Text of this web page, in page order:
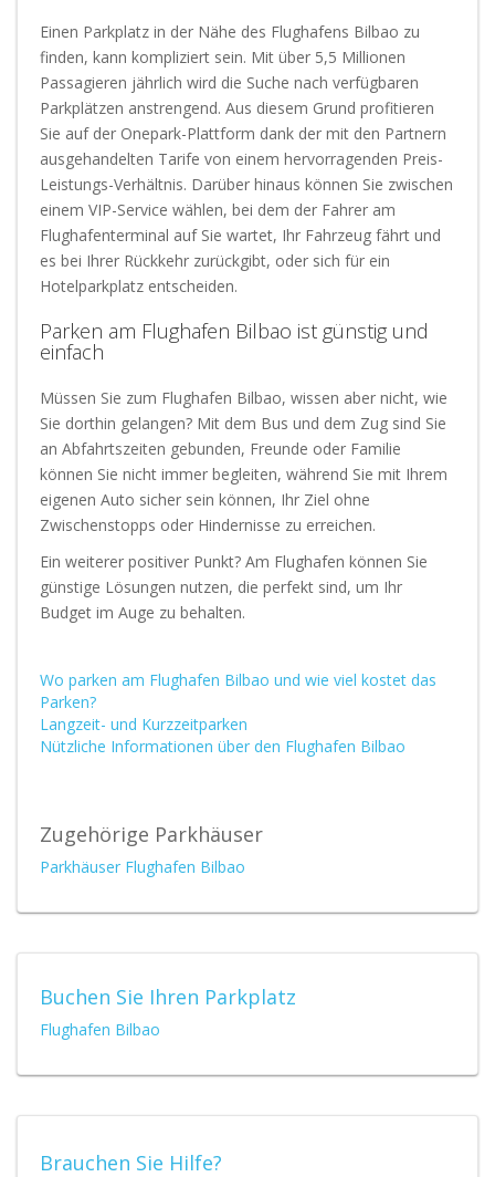
Einen Parkplatz in der Nähe des Flughafens Bilbao zu
finden, kann kompliziert sein. Mit über 5,5 Millionen
Passagieren jährlich wird die Suche nach verfügbaren
Parkplätzen anstrengend. Aus diesem Grund profitieren
Sie auf der Onepark-Plattform dank der mit den Partnern
ausgehandelten Tarife von einem hervorragenden Preis-
Leistungs-Verhältnis. Darüber hinaus können Sie zwischen
einem VIP-Service wählen, bei dem der Fahrer am
Flughafenterminal auf Sie wartet, Ihr Fahrzeug fährt und
es bei Ihrer Rückkehr zurückgibt, oder sich für ein
Hotelparkplatz entscheiden.
Parken am Flughafen Bilbao ist günstig und
einfach
Müssen Sie zum Flughafen Bilbao, wissen aber nicht, wie
Sie dorthin gelangen? Mit dem Bus und dem Zug sind Sie
an Abfahrtszeiten gebunden, Freunde oder Familie
können Sie nicht immer begleiten, während Sie mit Ihrem
eigenen Auto sicher sein können, Ihr Ziel ohne
Zwischenstopps oder Hindernisse zu erreichen.
Ein weiterer positiver Punkt? Am Flughafen können Sie
günstige Lösungen nutzen, die perfekt sind, um Ihr
Budget im Auge zu behalten.
Wo parken am Flughafen Bilbao und wie viel kostet das
Parken?
Langzeit- und Kurzzeitparken
Nützliche Informationen über den Flughafen Bilbao
Zugehörige Parkhäuser
Parkhäuser Flughafen Bilbao
Buchen Sie Ihren Parkplatz
Flughafen Bilbao
Brauchen Sie Hilfe?